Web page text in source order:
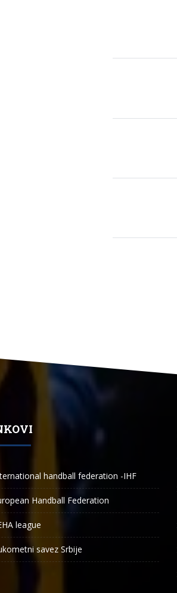
handball federation -IHF
Handball Federation
league
savez Srbije